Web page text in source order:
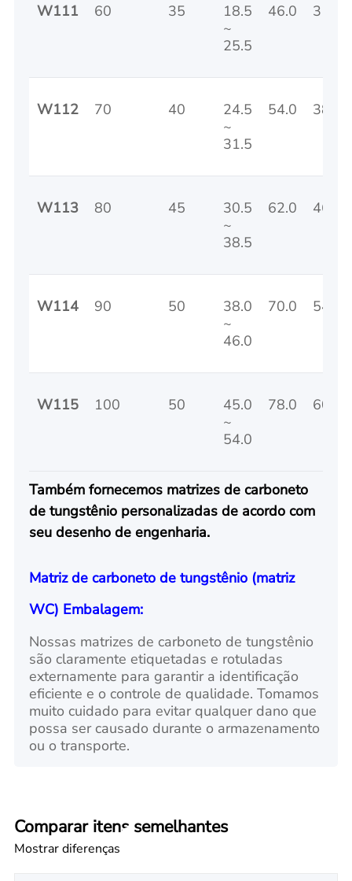
W111 60 35
18.5
~
25.5
46.0 31
W112 70 40
24.5
~
31.5
54.0 38
W113 80 45
30.5
~
38.5
62.0 46
W114 90 50
38.0
~
46.0
70.0 54
W115 100 50
45.0
~
54.0
78.0 60
Também fornecemos matrizes de carboneto
de tungstênio personalizadas de acordo com
seu desenho de engenharia.
Matriz de carboneto de tungstênio (matriz
WC) Embalagem:
Nossas matrizes de carboneto de tungstênio
são claramente etiquetadas e rotuladas
externamente para garantir a identificação
eficiente e o controle de qualidade. Tomamos
muito cuidado para evitar qualquer dano que
possa ser causado durante o armazenamento
ou o transporte.
Comparar itens semelhantes
Mostrar diferenças